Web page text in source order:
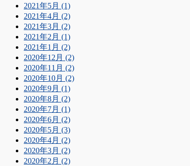
2021年5月 (1)
2021年4月 (2)
2021年3月 (2)
2021年2月 (1)
2021年1月 (2)
2020年12月 (2)
2020年11月 (2)
2020年10月 (2)
2020年9月 (1)
2020年8月 (2)
2020年7月 (1)
2020年6月 (2)
2020年5月 (3)
2020年4月 (2)
2020年3月 (2)
2020年2月 (2)